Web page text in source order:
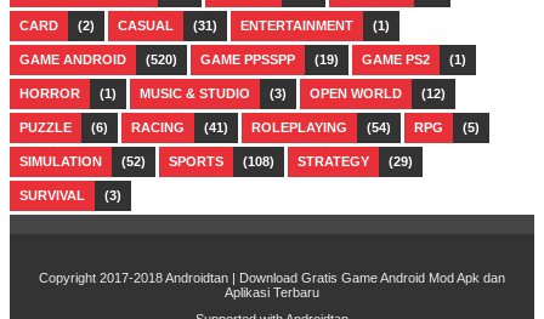
CARD (2) CASUAL (31) ENTERTAINMENT (1)
GAME ANDROID (520) GAME PPSSPP (19) GAME PS2 (1)
HORROR (1) MUSIC & STUDIO (3) OPEN WORLD (12)
PUZZLE (6) RACING (41) ROLEPLAYING (54) RPG (5)
SIMULATION (52) SPORTS (108) STRATEGY (29)
SURVIVAL (3)
Copyright 2017-2018Androidtan | Download Gratis Game Android Mod Apk dan
Aplikasi Terbaru